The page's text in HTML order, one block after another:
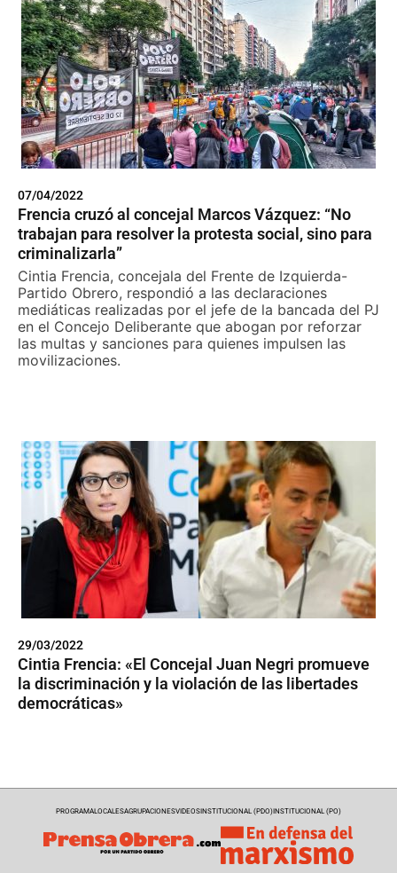
07/04/2022
Frencia cruzó al concejal Marcos Vázquez: “No
trabajan para resolver la protesta social, sino para
criminalizarla”
Cintia Frencia, concejala del Frente de Izquierda-
Partido Obrero, respondió a las declaraciones
mediáticas realizadas por el jefe de la bancada del PJ
en el Concejo Deliberante que abogan por reforzar
las multas y sanciones para quienes impulsen las
movilizaciones.
29/03/2022
Cintia Frencia: «El Concejal Juan Negri promueve
la discriminación y la violación de las libertades
democráticas»
PROGRAMALOCALESAGRUPACIONESVIDEOSINSTITUCIONAL (PDO)INSTITUCIONAL (PO)